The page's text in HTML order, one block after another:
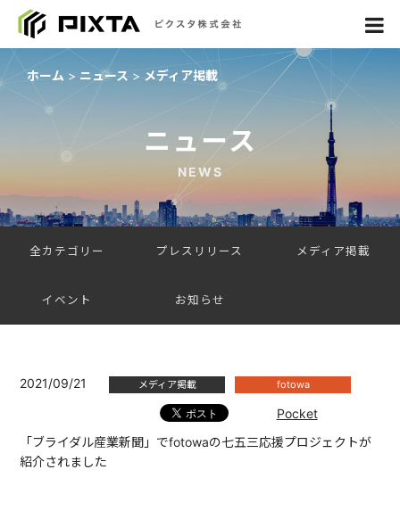
ホーム ニュース メディア掲載
ニュース
NEWS
全カテゴリー プレスリリース メディア掲載
イベント お知らせ
2021/09/21 メディア掲載 fotowa
Pocket
「ブライダル産業新聞」でfotowaの七五三応援プロジェクトが
紹介されました